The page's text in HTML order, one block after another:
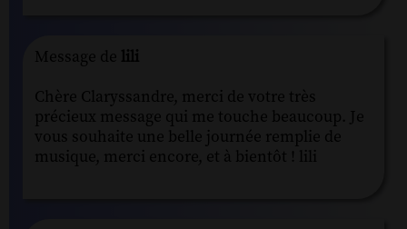
Message de lili
Chère Claryssandre, merci de votre très
précieux message qui me touche beaucoup. Je
vous souhaite une belle journée remplie de
musique, merci encore, et à bientôt ! lili